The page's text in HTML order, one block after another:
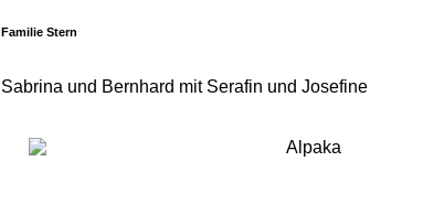
Familie Stern
Sabrina und Bernhard mit Serafin und Josefine